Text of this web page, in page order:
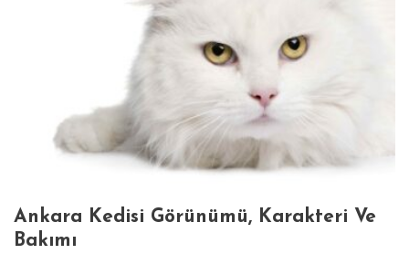
Ankara Kedisi Görünümü, Karakteri Ve
Bakımı